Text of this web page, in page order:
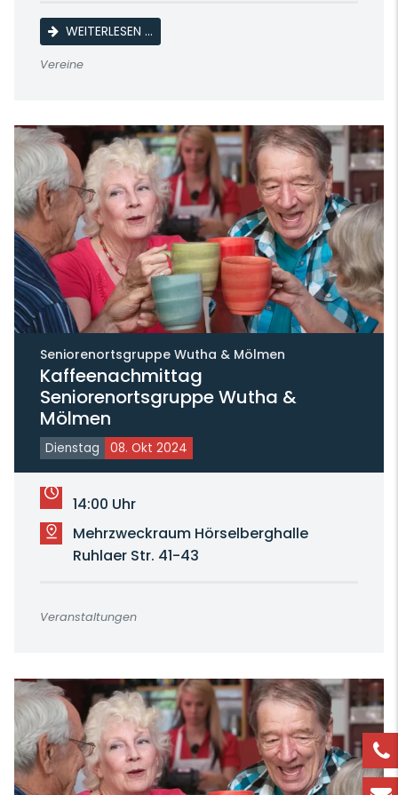
WEITERLESEN …SAMMLERTREFFEN DER
Vereine
Seniorenortsgruppe Wutha & Mölmen
Kaffeenachmittag
Seniorenortsgruppe Wutha &
Mölmen
Dienstag 08. Okt 2024
14:00 Uhr
Mehrzweckraum Hörselberghalle
Ruhlaer Str. 41-43
Veranstaltungen